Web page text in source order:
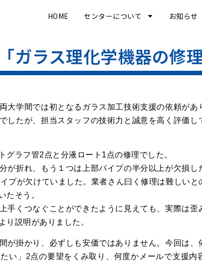
HOME センターについて お知らせ
ガラス理化学機器の修理
学間では初となるガラス加工技術支援の依頼があ
したが、担当スタッフの技術力と誠意を高く評価し
ラフ管2点と分液ロート1点の修理でした。
が折れ、もう１つは上部パイプの半分以上が欠損し
プが欠けていました。業者さん曰く修理は難しい
たそう。
手くつなぐことができたように見えても、実際は
り説明がありました。
掛かり、必ずしも安価ではありません。今回は、
い」2点の要望をくみ取り、何度かメールで支援